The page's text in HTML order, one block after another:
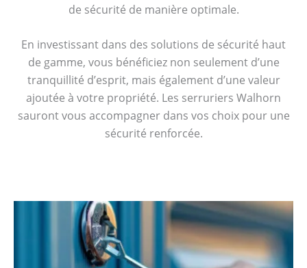
de sécurité de manière optimale.
En investissant dans des solutions de sécurité haut
de gamme, vous bénéficiez non seulement d’une
tranquillité d’esprit, mais également d’une valeur
ajoutée à votre propriété. Les serruriers Walhorn
sauront vous accompagner dans vos choix pour une
sécurité renforcée.